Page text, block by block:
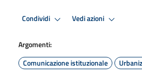
Condividi Vedi azioni
Argomenti:
Comunicazione istituzionale